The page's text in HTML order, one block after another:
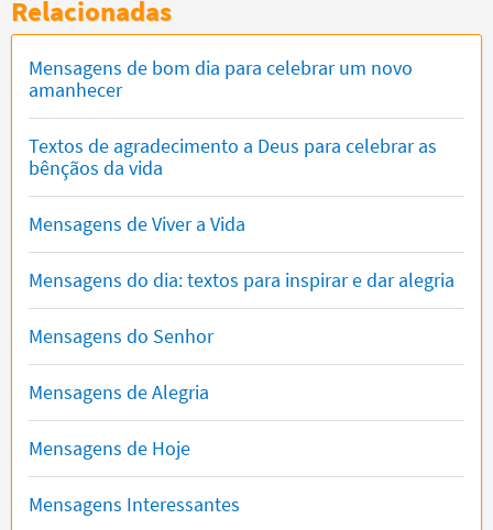
Relacionadas
Mensagens de bom dia para celebrar um novo
amanhecer
Textos de agradecimento a Deus para celebrar as
bênçãos da vida
Mensagens de Viver a Vida
Mensagens do dia: textos para inspirar e dar alegria
Mensagens do Senhor
Mensagens de Alegria
Mensagens de Hoje
Mensagens Interessantes